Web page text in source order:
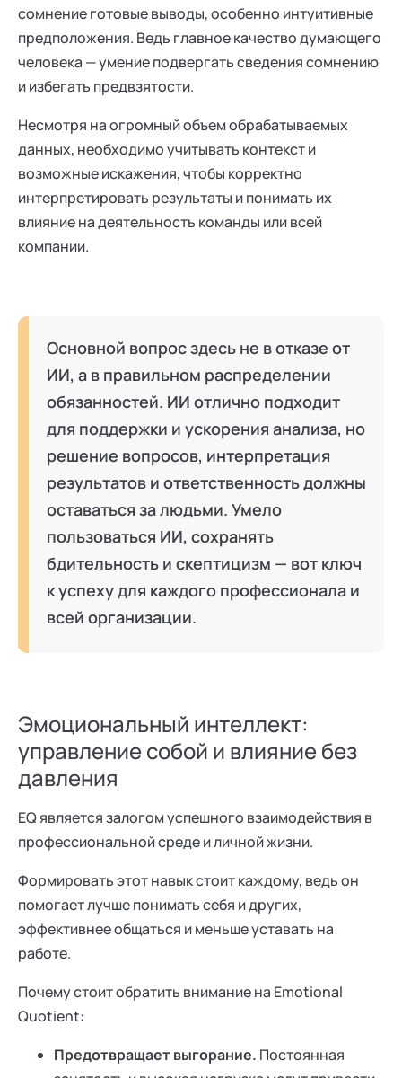
сомнение готовые выводы, особенно интуитивные
предположения. Ведь главное качество думающего
человека — умение подвергать сведения сомнению
и избегать предвзятости.
Несмотря на огромный объем обрабатываемых
данных, необходимо учитывать контекст и
возможные искажения, чтобы корректно
интерпретировать результаты и понимать их
влияние на деятельность команды или всей
компании.
Основной вопрос здесь не в отказе от
ИИ, а в правильном распределении
обязанностей. ИИ отлично подходит
для поддержки и ускорения анализа, но
решение вопросов, интерпретация
результатов и ответственность должны
оставаться за людьми. Умело
пользоваться ИИ, сохранять
бдительность и скептицизм — вот ключ
к успеху для каждого профессионала и
всей организации.
Эмоциональный интеллект:
управление собой и влияние без
давления
EQ является залогом успешного взаимодействия в
профессиональной среде и личной жизни.
Формировать этот навык стоит каждому, ведь он
помогает лучше понимать себя и других,
эффективнее общаться и меньше уставать на
работе.
Почему стоит обратить внимание на Emotional
Quotient:
Предотвращает выгорание. Постоянная